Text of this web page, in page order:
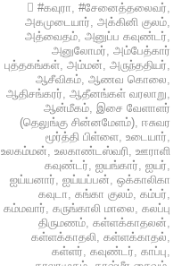
#கவுரா, #சேனைத்தலைவர்,
அகமுடையார், அக்கினி குலம்,
அத்வைதம், அனுப்ப கவுண்டர்,
அனுலோமர், அம்பேத்கார்
புத்தகங்கள், அம்மன், அருந்ததியர்,
ஆசீவிகம், ஆணவ கொலை,
ஆதிசங்கரர், ஆதீனங்கள் வரலாறு,
ஆன்மீகம், இசை வேளாளர்
(தெலுங்கு சின்னமேளம்), ஈசுவர
மூர்த்தி பிள்ளை, உடையார்,
உலகம்மன், உலகாண்டஸ்வரி, ஊராளி
கவுண்டர், ஐயங்கார், ஐயர்,
ஐய்யனார், ஐய்யப்பன், ஒக்காலிகா
கவுடா, கங்கா குலம், கம்பர்,
கம்மவார், கருங்காலி மாலை, கலப்பு
திருமணம், கள்ளக்காதலன்,
கள்ளக்காதலி, கள்ளக்காதல்,
கள்ளர், கவுண்டர், காப்பு,